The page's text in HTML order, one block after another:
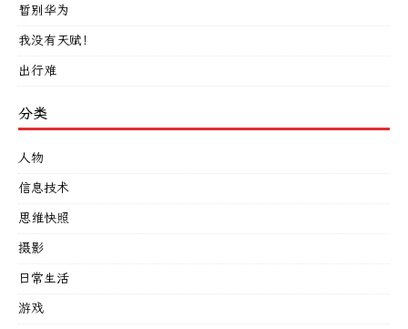
暂别华为
我没有天赋！
出行难
分类
人物
信息技术
思维快照
摄影
日常生活
游戏